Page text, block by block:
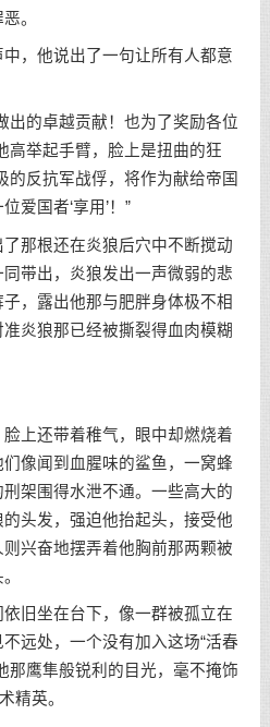
。
，他说出了一句让所有人都意
出的卓越贡献！也为了奖励各位
高举起手臂，脸上是扭曲的狂
的反抗军战俘，将作为献给帝国
爱国者‘享用’！”
那根还在炎狼后穴中不断搅动
带出，炎狼发出一声微弱的悲
，露出他那与肥胖身体极不相
炎狼那已经被撕裂得血肉模糊
上还带着稚气，眼中却燃烧着
像闻到血腥味的鲨鱼，一窝蜂
架围得水泄不通。一些高大的
头发，强迫他抬起头，接受他
兴奋地摆弄着他胸前那两颗被
旧坐在台下，像一群被孤立在
远处，一个没有加入这场“活春
那鹰隼般锐利的目光，毫不掩饰
精英。